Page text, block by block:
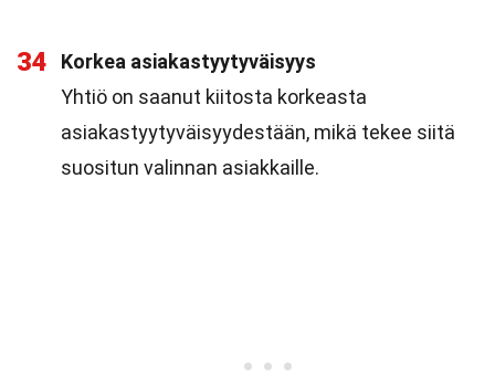
34
Korkea asiakastyytyväisyys
Yhtiö on saanut kiitosta korkeasta
asiakastyytyväisyydestään, mikä tekee siitä
suositun valinnan asiakkaille.